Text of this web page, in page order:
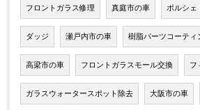
フロントガラス修理 真庭市の車 ポルシェ
ダッジ 瀬戸内市の車 樹脂パーツコーティ
高梁市の車 フロントガラスモール交換 フ
ガラスウォータースポット除去 大阪市の車